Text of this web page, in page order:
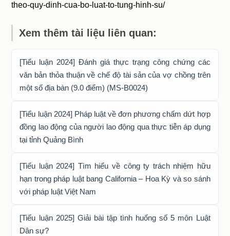
theo-quy-dinh-cua-bo-luat-to-tung-hinh-su/
Xem thêm tài liệu liên quan:
[Tiểu luận 2024] Đánh giá thực trạng công chứng các
văn bản thỏa thuận về chế độ tài sản của vợ chồng trên
một số địa bàn (9.0 điểm) (MS-B0024)
[Tiểu luận 2024] Pháp luật về đơn phương chấm dứt hợp
đồng lao động của người lao động qua thực tiễn áp dụng
tại tỉnh Quảng Bình
[Tiểu luận 2024] Tìm hiểu về công ty trách nhiệm hữu
hạn trong pháp luật bang California – Hoa Kỳ và so sánh
với pháp luật Việt Nam
[Tiểu luận 2025] Giải bài tập tình huống số 5 môn Luật
Dân sự?